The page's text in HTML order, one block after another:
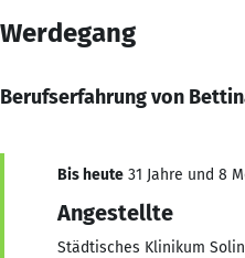
Werdegang
Berufserfahrung von
Bis heute 31 Jahre und 8
Angestellte
Städtisches Klinikum